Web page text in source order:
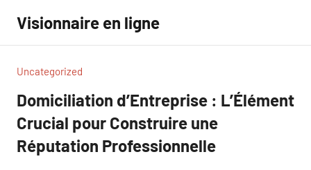
contenu
Visionnaire en ligne
Uncategorized
Domiciliation d’Entreprise : L’Élément
Crucial pour Construire une
Réputation Professionnelle